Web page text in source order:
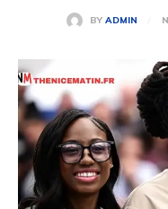
BY ADMIN